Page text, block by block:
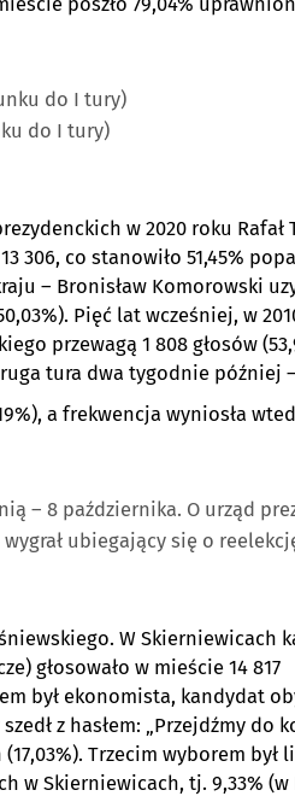
do I tury)
do I tury)
w 2020 roku Rafał
306, co stanowiło 51,45%
– Bronisław Komorowski
Pięć lat wcześniej, w
przewagą 1 808 głosów
tura dwa tygodnie później
a frekwencja wyniosła
– 8 października. O urząd
ubiegający się o
W Skierniewicach
głosowało w mieście 14 817
był ekonomista, kandydat
z hasłem: „Przejdźmy do
Trzecim wyborem był
w Skierniewicach, tj. 9,33% (w